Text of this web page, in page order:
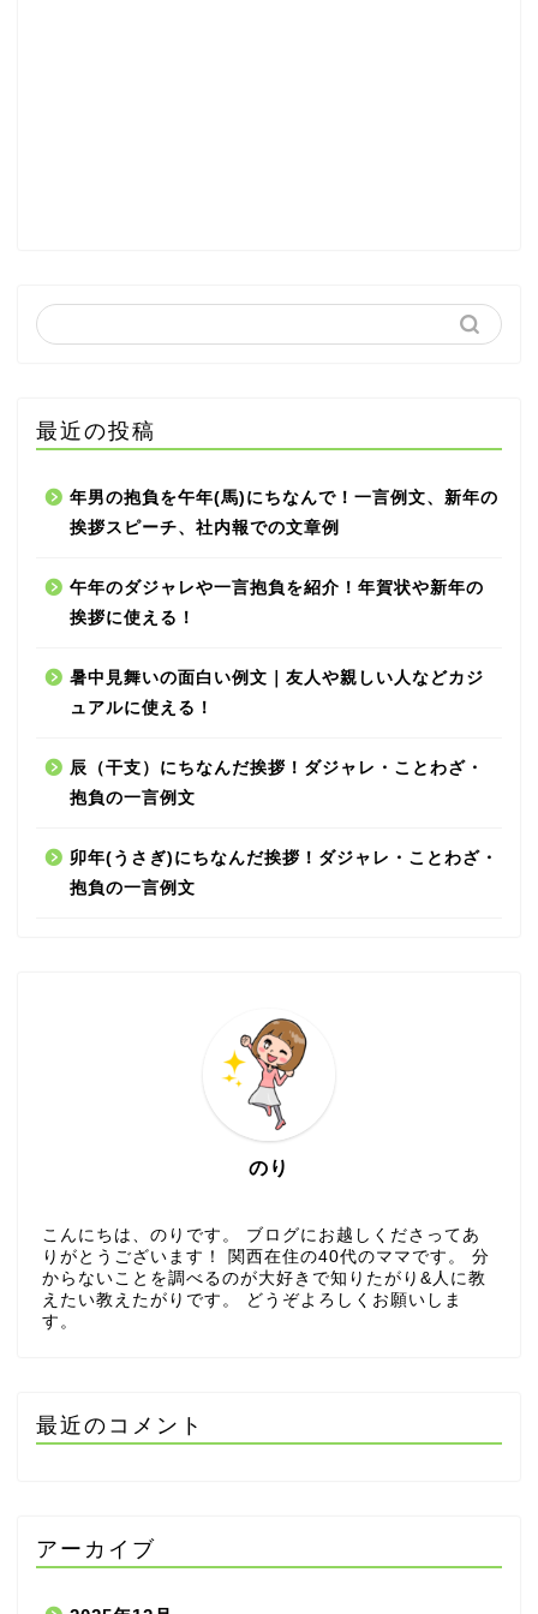
最近の投稿
年男の抱負を午年(馬)にちなんで！一言例文、新年の
挨拶スピーチ、社内報での文章例
午年のダジャレや一言抱負を紹介！年賀状や新年の
挨拶に使える！
暑中見舞いの面白い例文｜友人や親しい人などカジ
ュアルに使える！
辰（干支）にちなんだ挨拶！ダジャレ・ことわざ・
抱負の一言例文
卯年(うさぎ)にちなんだ挨拶！ダジャレ・ことわざ・
抱負の一言例文
のり
こんにちは、のりです。 ブログにお越しくださってあ
りがとうございます！ 関西在住の40代のママです。 分
からないことを調べるのが大好きで知りたがり&人に教
えたい教えたがりです。 どうぞよろしくお願いしま
す。
最近のコメント
アーカイブ